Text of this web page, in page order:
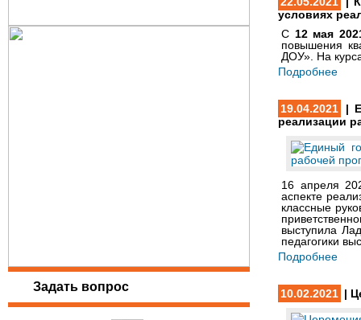
Задать вопрос
условиях
С 12 мая
повышения
ДОУ». На
Подробнее
19.04.2021
|
реализации
16 апреля
аспекте
классные
выступила
педагогики
Подробнее
10.02.2021 |